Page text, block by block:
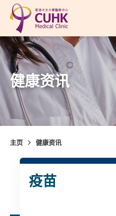
Skip to main content
健康资讯
主页 健康资讯
疫苗